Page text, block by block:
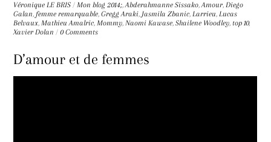
Véronique LE BRIS / Mon blog 2014;,Abderahmanne Sissako,Amour,Diego
Galan, femme remarquable,Gregg Araki, Jasmila Zbanic,Larrieu,Lucas
Belvaux,Mathieu Amalric,Mommy,Naomi Kawase,Shailene Woodley, top 10,
Xavier Dolan / 0 Comments
D’amour et de femmes